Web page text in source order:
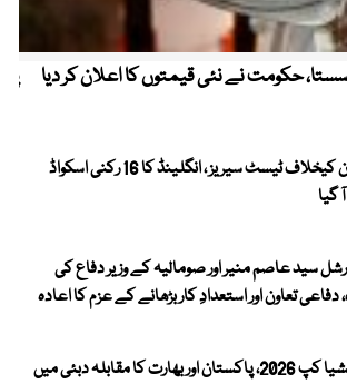
حکومت نے نئی قیمتوں کا اعلان کر دیا
پاکستان کیخلاف ٹیسٹ سیریز ، انگلینڈ کا 16 رکنی اسکواڈ
گیا
سید عاصم منیر اور صومالیہ کے وزیر دفاع کی
دفاعی تعاون اور استعدادِ کار بڑھانے کے عزم کا اعادہ
ویمنز ایشیا کپ 2026، پاکستان اور بھارت کا مقابلہ دبئی میں